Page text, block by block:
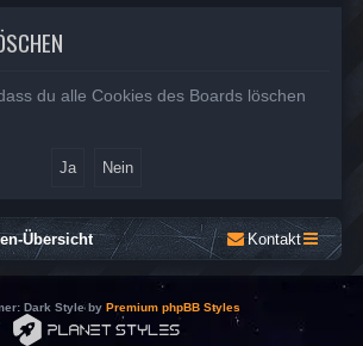
du alle Cookies des Boards löschen
Übersicht Kontakt
Dark Style by Premium phpBB Styles